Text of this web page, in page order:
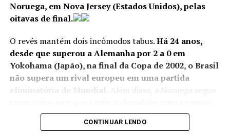
Argentina – New York/New Jersey Stadium, East
Rutherford, New Jersey, U.S. – July 19, 2026 Spain’s
Noruega, em Nova Jersey (Estados Unidos), pelas
oitavas de final.
O revés mantém dois incômodos tabus.Há 24 anos,
desde que superou a Alemanha por 2 a 0 em
Yokohama (Japão), na final da Copa de 2002, o Brasil
não supera um rival europeu em uma partida
eliminatória de Mundial.
Além disso, a Noruega segue
na história. Agora, são três derrotas e dois empates.
CONTINUAR LENDO